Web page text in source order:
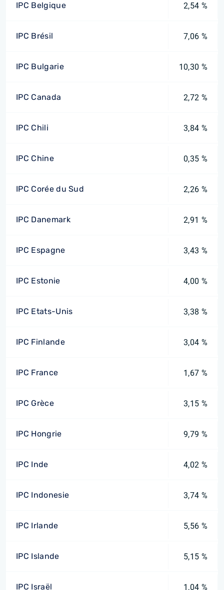
IPC Belgique 2,54 %
IPC Brésil 7,06 %
IPC Bulgarie 10,30 %
IPC Canada 2,72 %
IPC Chili 3,84 %
IPC Chine 0,35 %
IPC Corée du Sud 2,26 %
IPC Danemark 2,91 %
IPC Espagne 3,43 %
IPC Estonie 4,00 %
IPC Etats-Unis 3,38 %
IPC Finlande 3,04 %
IPC France 1,67 %
IPC Grèce 3,15 %
IPC Hongrie 9,79 %
IPC Inde 4,02 %
IPC Indonesie 3,74 %
IPC Irlande 5,56 %
IPC Islande 5,15 %
IPC Israël 1,04 %